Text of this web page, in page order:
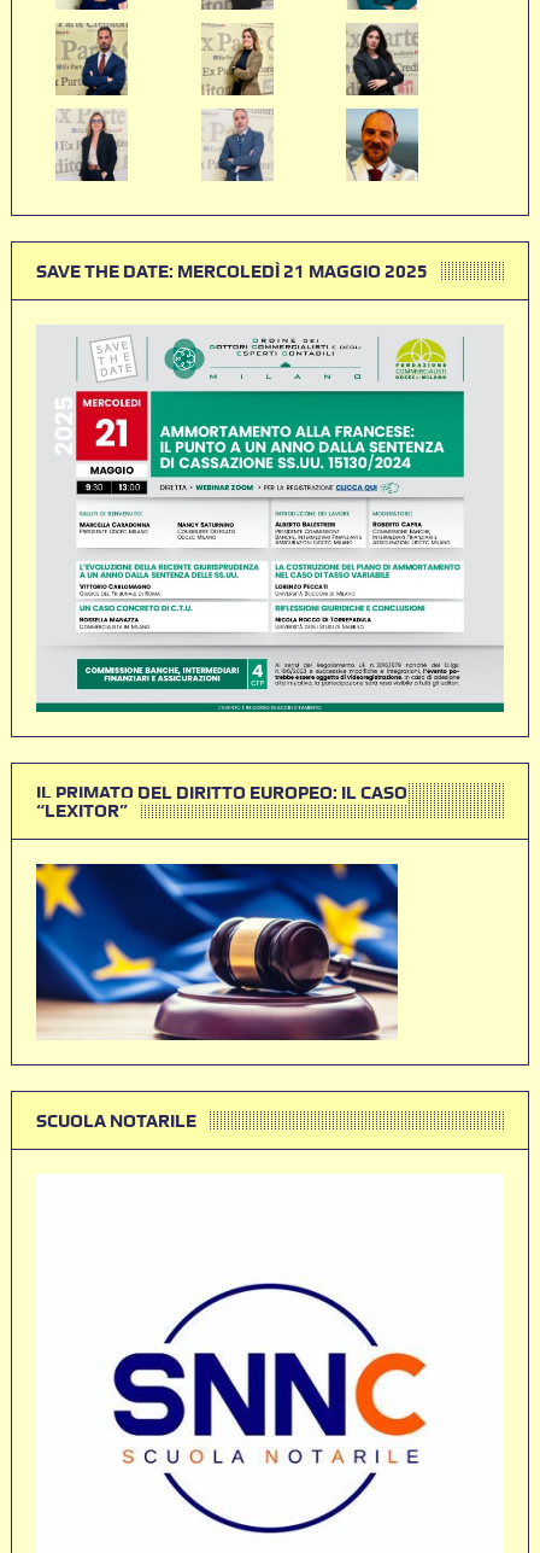
SAVE THE DATE: MERCOLEDÌ 21 MAGGIO 2025
IL PRIMATO DEL DIRITTO EUROPEO: IL CASO
“LEXITOR”
SCUOLA NOTARILE